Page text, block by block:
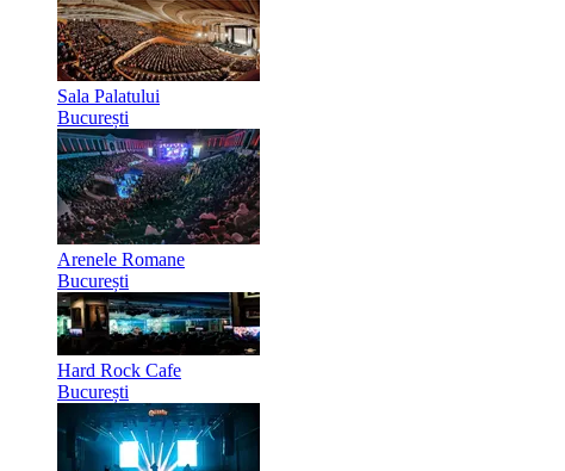
Sala Palatului
București
Arenele Romane
București
Hard Rock Cafe
București